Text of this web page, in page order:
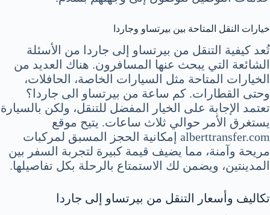
خيارات النقل المتاحة بين بيرتساو وجاردا
تُعد كيفية التنقل من بيرتساو إلى جاردا من الأسئلة
الشائعة التي يبحث عنها المسافرون. هناك العديد من
الخيارات المتاحة مثل السيارات الخاصة، الحافلات،
وحتى القطارات. كم ساعة من بيرتساو الى جاردا؟
تعتمد الإجابة على الخيار المفضل للتنقل، ولكن بالسيارة
يستغرق الأمر حوالي ثلاث ساعات. يتيح موقع
alberttransfer.com إمكانية الحجز المسبق لمركبات
مريحة وآمنة، مما يضيف قيمة كبيرة لتجربة السفر بين
المدينتين، ويضمن لك الاستمتاع بالرحلة بكل تفاصيلها.
تكاليف وأسعار التنقل من بيرتساو إلى جاردا